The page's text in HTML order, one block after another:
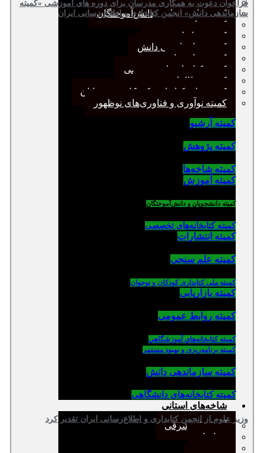
کمیته دانشجویان و دانش‌آموختگان
کمیته علم سنجی
کمیته روابط عمومی
کمیته سازماندهی دانش
کمیته شاخه‌ها
کمیته کتابخانه‌های تخصصی
کمیته مطالعات صنفی
کمیته ملی کتابداری کودکان و نوجوانان
کمیته نوآوری و فناوری‌های نوظهور
کمیته آرشیو
کمیته پژوهش
کمیته شاخه‌ها
کمیته آموزش
کمیته دانشجویان و دانش‌آموختگان
کمیته کتابخانه‌های تخصصی
کمیته انتشارات
کمیته علم سنجی
کمیته ملی کتابداری کودکان و نوجوان
کمیته بازاریابی
کمیته روابط عمومی
كميته كتابخانه‌هاي آموزشگاهي
کمیته برنامه‌ریزی و بهبود مستمر
کمیته سازماندهی دانش
کمیته کتابخانه‌های دانشگاهی
شاخه‌های استانی
آذربایجان شرقی
خراسان
فراخوان دعوت به همکاری مدرسان برای دوره های آموزشی «کمیته
سازماندهی دانش» انجمن کتابداری و اطلاع رسانی ایران
وزیر علوم از انجمن کتابداری و اطلاع‌رسانی ایران تقدیر کرد